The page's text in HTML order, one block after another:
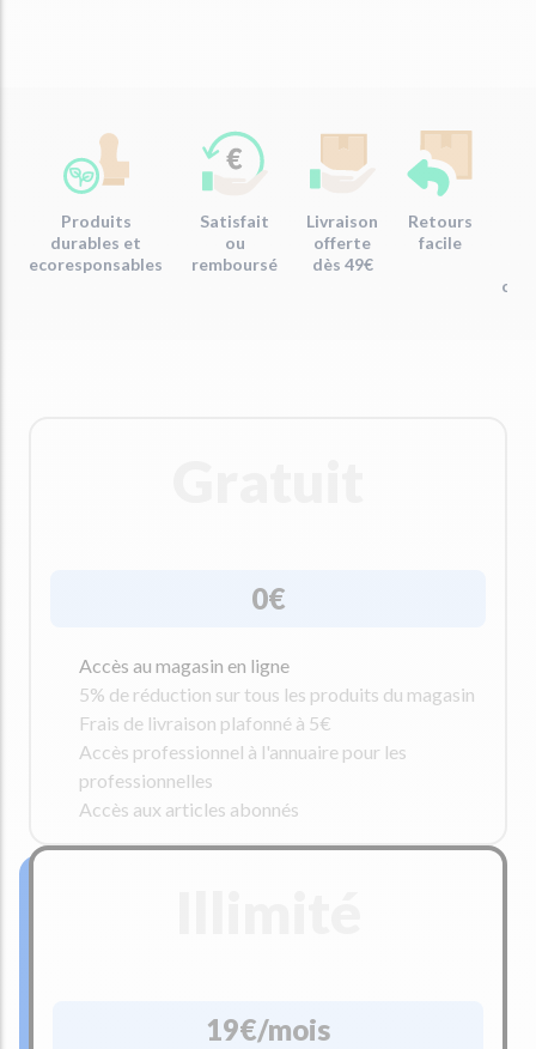
Produits
durables et
ecoresponsables
Satisfait
ou
remboursé
Livraison
offerte
dès 49€
Retours
facile
0€
Accès au magasin en ligne
5% de réduction sur tous les produits du magasin
Frais de livraison plafonné à 5€
Accès professionnel à l'annuaire pour les
professionnelles
Accès aux articles abonnés
19€/mois